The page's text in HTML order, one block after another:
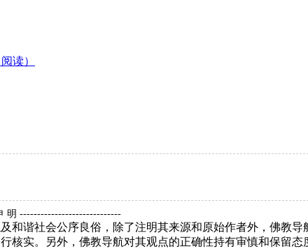
读）
明 -----------------------------
和谐社会公序良俗，除了注明其来源和原始作者外，佛教
实。另外，佛教导航对其观点的正确性持有审慎和保留